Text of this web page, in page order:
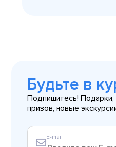
Будьте в
Подпишитесь!
призов, новые
E-mail